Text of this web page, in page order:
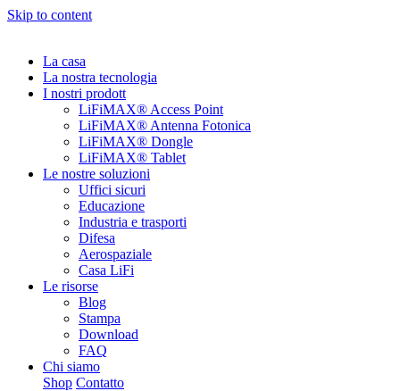
Skip to content
La casa
La nostra tecnologia
I nostri prodott
LiFiMAX® Access Point
LiFiMAX® Antenna Fotonica
LiFiMAX® Dongle
LiFiMAX® Tablet
Le nostre soluzioni
Uffici sicuri
Educazione
Industria e trasporti
Difesa
Aerospaziale
Casa LiFi
Le risorse
Blog
Stampa
Download
FAQ
Chi siamo
Shop Contatto